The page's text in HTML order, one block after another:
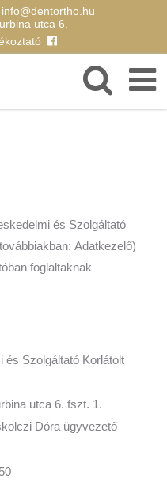
info@dentortho.hu
utca 6.
és Szolgáltató
Adatkezelő)
foglaltaknak
és Szolgáltató Korlátolt
utca 6. fszt. 1.
Dóra ügyvezető